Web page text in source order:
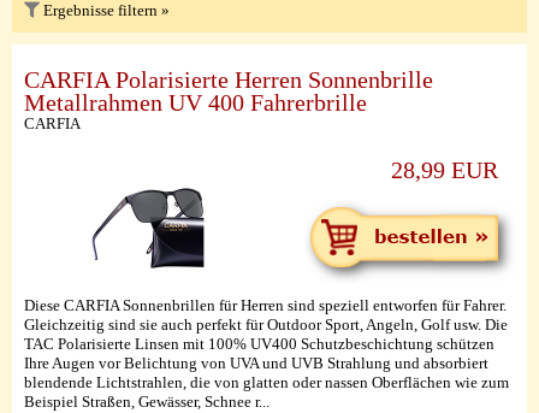
Ergebnisse filtern »
CARFIA Polarisierte Herren Sonnenbrille
Metallrahmen UV 400 Fahrerbrille
CARFIA
28,99 EUR
Diese CARFIA Sonnenbrillen für Herren sind speziell entworfen für Fahrer.
Gleichzeitig sind sie auch perfekt für Outdoor Sport, Angeln, Golf usw. Die
TAC Polarisierte Linsen mit 100% UV400 Schutzbeschichtung schützen
Ihre Augen vor Belichtung von UVA und UVB Strahlung und absorbiert
blendende Lichtstrahlen, die von glatten oder nassen Oberflächen wie zum
Beispiel Straßen, Gewässer, Schnee r...